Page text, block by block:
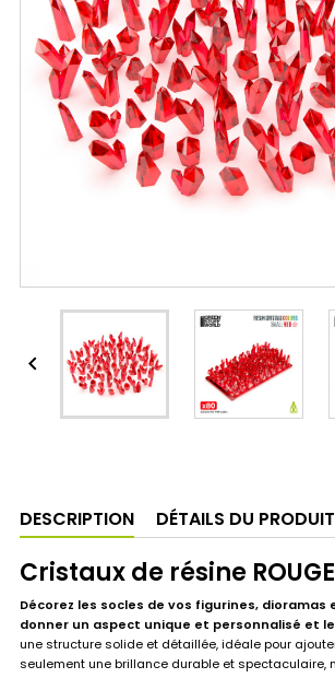

DESCRIPTION DÉTAILS DU PRODUIT
Cristaux de résine ROUGE
Décorez les socles de vos figurines,
donner un aspect unique et personnalisé et
une structure solide et détaillée, idéale pour
seulement une brillance durable et spectaculaire,